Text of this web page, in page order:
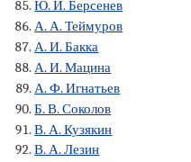
Ю. И. Берсенев
А. А. Теймуров
А. И. Бакка
А. И. Мацина
А. Ф. Игнатьев
Б. В. Соколов
В. А. Кузякин
В. А. Лезин